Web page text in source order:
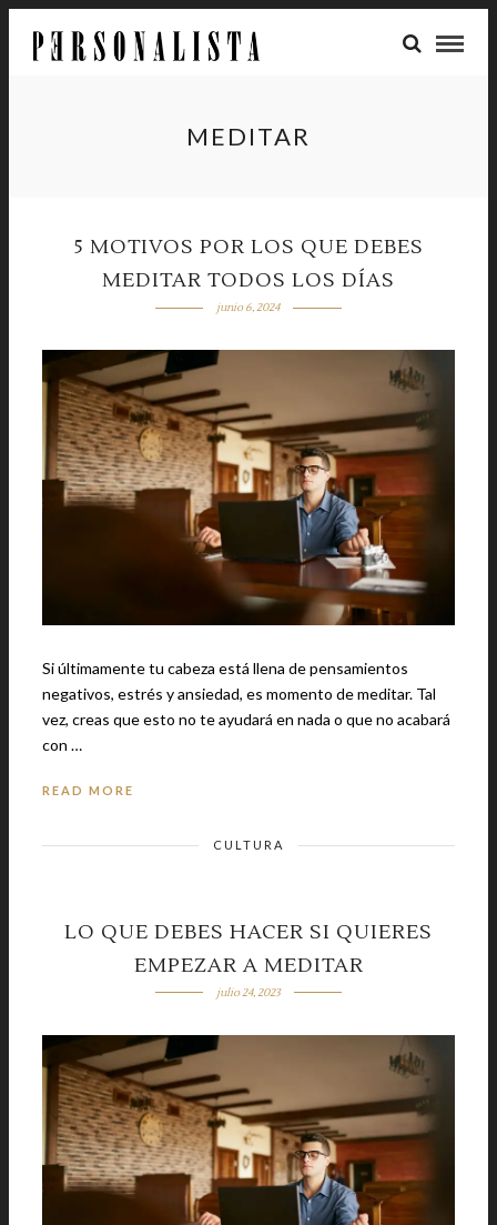
MEDITAR
5 MOTIVOS POR LOS QUE DEBES
MEDITAR TODOS LOS DÍAS
junio 6, 2024
Si últimamente tu cabeza está llena de pensamientos
negativos, estrés y ansiedad, es momento de meditar. Tal
vez, creas que esto no te ayudará en nada o que no acabará
con …
READ MORE
CULTURA
LO QUE DEBES HACER SI QUIERES
EMPEZAR A MEDITAR
julio 24, 2023